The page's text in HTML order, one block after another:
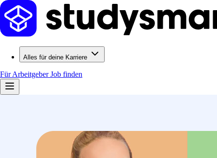
Alles für deine Karriere
Für ArbeitgeberJob finden